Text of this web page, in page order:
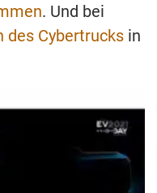
. Und bei
des Cybertrucks in